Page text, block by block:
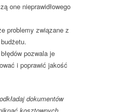
one nieprawidłowego
problemy związane z
pozwala je
i poprawić jakość
dokumentów